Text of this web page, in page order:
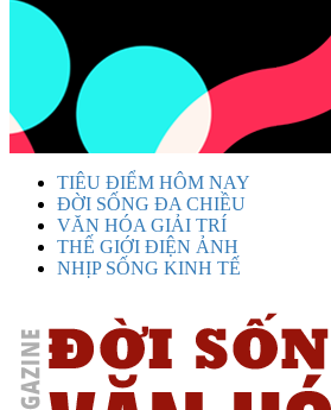
TIÊU ĐIỂM HÔM NAY
ĐỜI SỐNG ĐA CHIỀU
VĂN HÓA GIẢI TRÍ
THẾ GIỚI ĐIỆN ẢNH
NHỊP SỐNG KINH TẾ